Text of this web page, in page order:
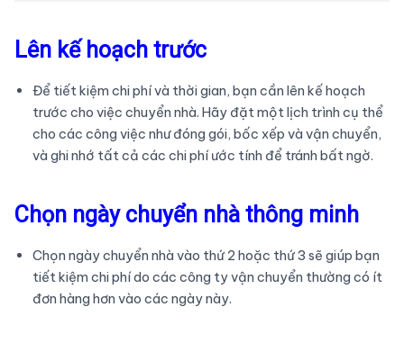
Lên kế hoạch trước
Để tiết kiệm chi phí và thời gian, bạn cần lên kế hoạch
trước cho việc chuyển nhà. Hãy đặt một lịch trình cụ thể
cho các công việc như đóng gói, bốc xếp và vận chuyển,
và ghi nhớ tất cả các chi phí ước tính để tránh bất ngờ.
Chọn ngày chuyển nhà thông minh
Chọn ngày chuyển nhà vào thứ 2 hoặc thứ 3 sẽ giúp bạn
tiết kiệm chi phí do các công ty vận chuyển thường có ít
đơn hàng hơn vào các ngày này.